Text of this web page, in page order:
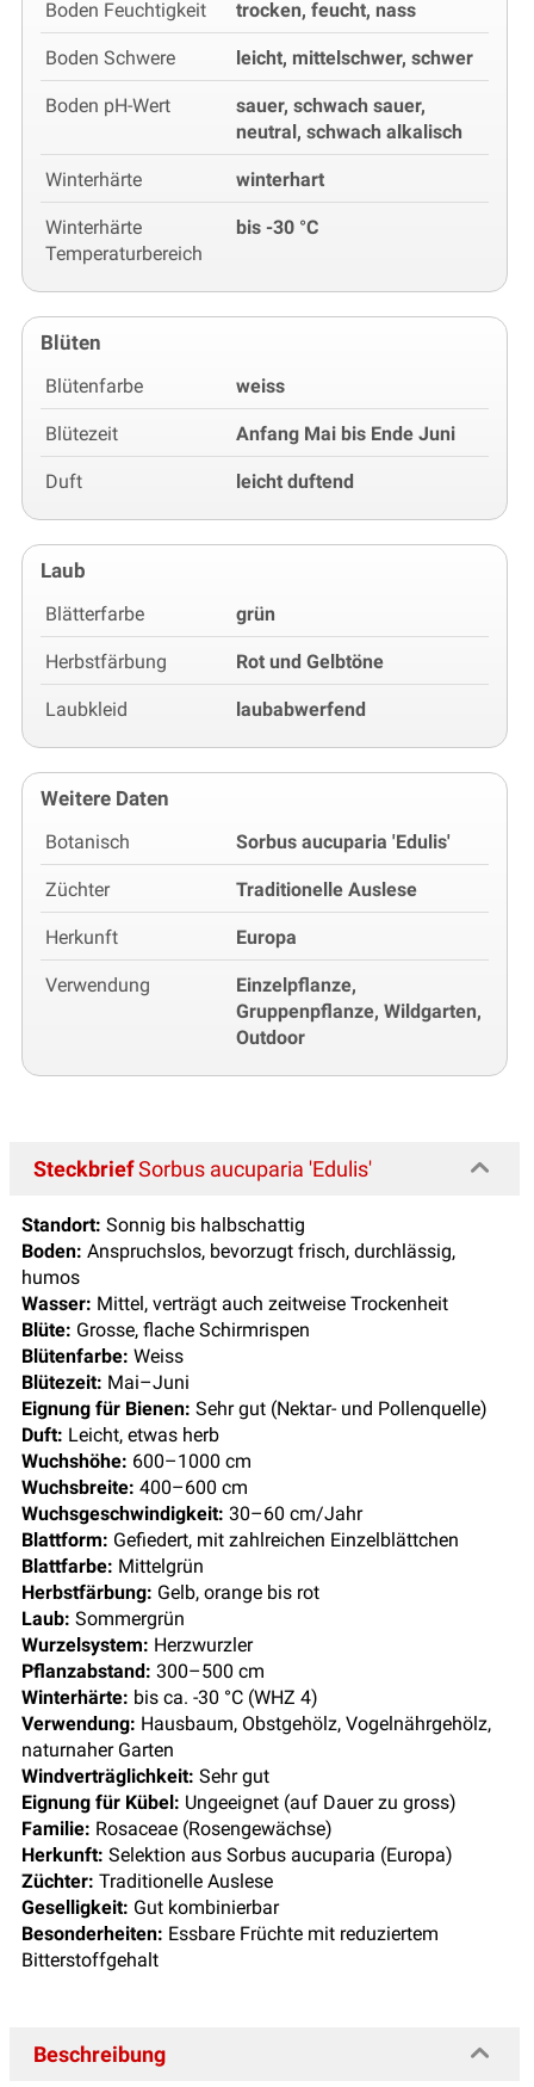
Boden Feuchtigkeit trocken, feucht, nass
Boden Schwere leicht, mittelschwer, schwer
Boden pH-Wert
sauer, schwach sauer,
neutral, schwach alkalisch
Winterhärte winterhart
Winterhärte
Temperaturbereich
bis -30 °C
Blüten
Blütenfarbe weiss
Blütezeit Anfang Mai bis Ende Juni
Duft leicht duftend
Laub
Blätterfarbe grün
Herbstfärbung Rot und Gelbtöne
Laubkleid laubabwerfend
Weitere Daten
Botanisch Sorbus aucuparia 'Edulis'
Züchter Traditionelle Auslese
Herkunft Europa
Verwendung
Einzelpflanze,
Gruppenpflanze, Wildgarten,
Outdoor
SteckbriefSorbus aucuparia 'Edulis'
Standort: Sonnig bis halbschattig
Boden: Anspruchslos, bevorzugt frisch, durchlässig,
humos
Wasser: Mittel, verträgt auch zeitweise Trockenheit
Blüte: Grosse, flache Schirmrispen
Blütenfarbe: Weiss
Blütezeit: Mai–Juni
Eignung für Bienen: Sehr gut (Nektar- und Pollenquelle)
Duft: Leicht, etwas herb
Wuchshöhe: 600–1000 cm
Wuchsbreite: 400–600 cm
Wuchsgeschwindigkeit: 30–60 cm/Jahr
Blattform: Gefiedert, mit zahlreichen Einzelblättchen
Blattfarbe: Mittelgrün
Herbstfärbung: Gelb, orange bis rot
Laub: Sommergrün
Wurzelsystem: Herzwurzler
Pflanzabstand: 300–500 cm
Winterhärte: bis ca. -30 °C (WHZ 4)
Verwendung: Hausbaum, Obstgehölz, Vogelnährgehölz,
naturnaher Garten
Windverträglichkeit: Sehr gut
Eignung für Kübel: Ungeeignet (auf Dauer zu gross)
Familie: Rosaceae (Rosengewächse)
Herkunft: Selektion aus Sorbus aucuparia (Europa)
Züchter: Traditionelle Auslese
Geselligkeit: Gut kombinierbar
Besonderheiten: Essbare Früchte mit reduziertem
Bitterstoffgehalt
Beschreibung